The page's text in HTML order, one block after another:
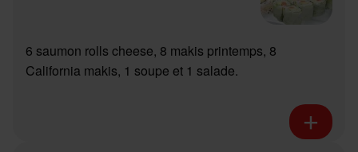
6 saumon rolls cheese, 8 makis printemps, 8
California makis, 1 soupe et 1 salade.